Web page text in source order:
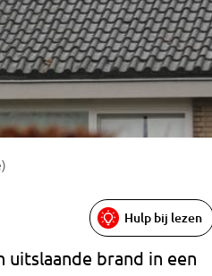
Hulp bij lezen
brand in een